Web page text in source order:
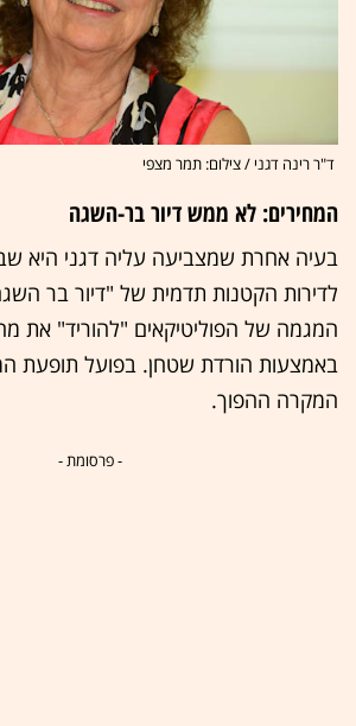
ד"ר רינה דגני / צילום: תמר מצפי
המחירים: לא ממש דיור בר-השגה
בעיה אחרת שמצביעה עליה דגני היא
לדירות הקטנות תדמית של "דיור בר
המגמה של הפוליטיקאים "להוריד" את
באמצעות הורדת שטחן. בפועל תופעת
המקרה ההפוך.
- פרסומת -